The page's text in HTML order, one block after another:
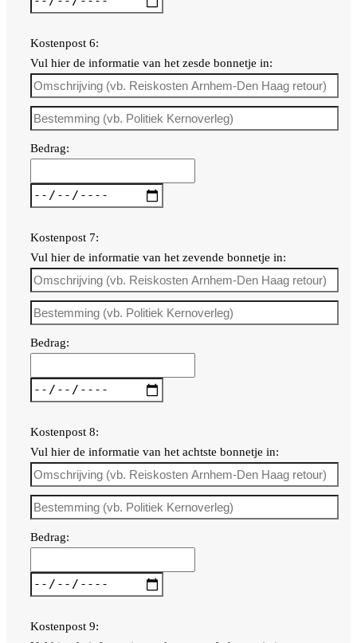
Kostenpost 6:
Vul hier de informatie van het zesde bonnetje in:
Bedrag:
Kostenpost 7:
Vul hier de informatie van het zevende bonnetje in:
Bedrag:
Kostenpost 8:
Vul hier de informatie van het achtste bonnetje in:
Bedrag:
Kostenpost 9: